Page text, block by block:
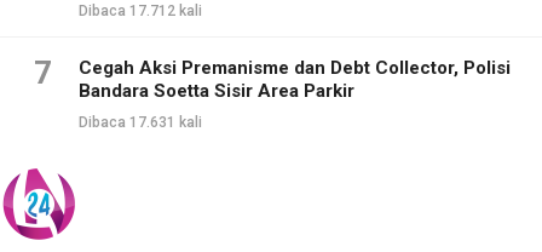
Dibaca 17.712 kali
7
Cegah Aksi Premanisme dan Debt Collector, Polisi
Bandara Soetta Sisir Area Parkir
Dibaca 17.631 kali